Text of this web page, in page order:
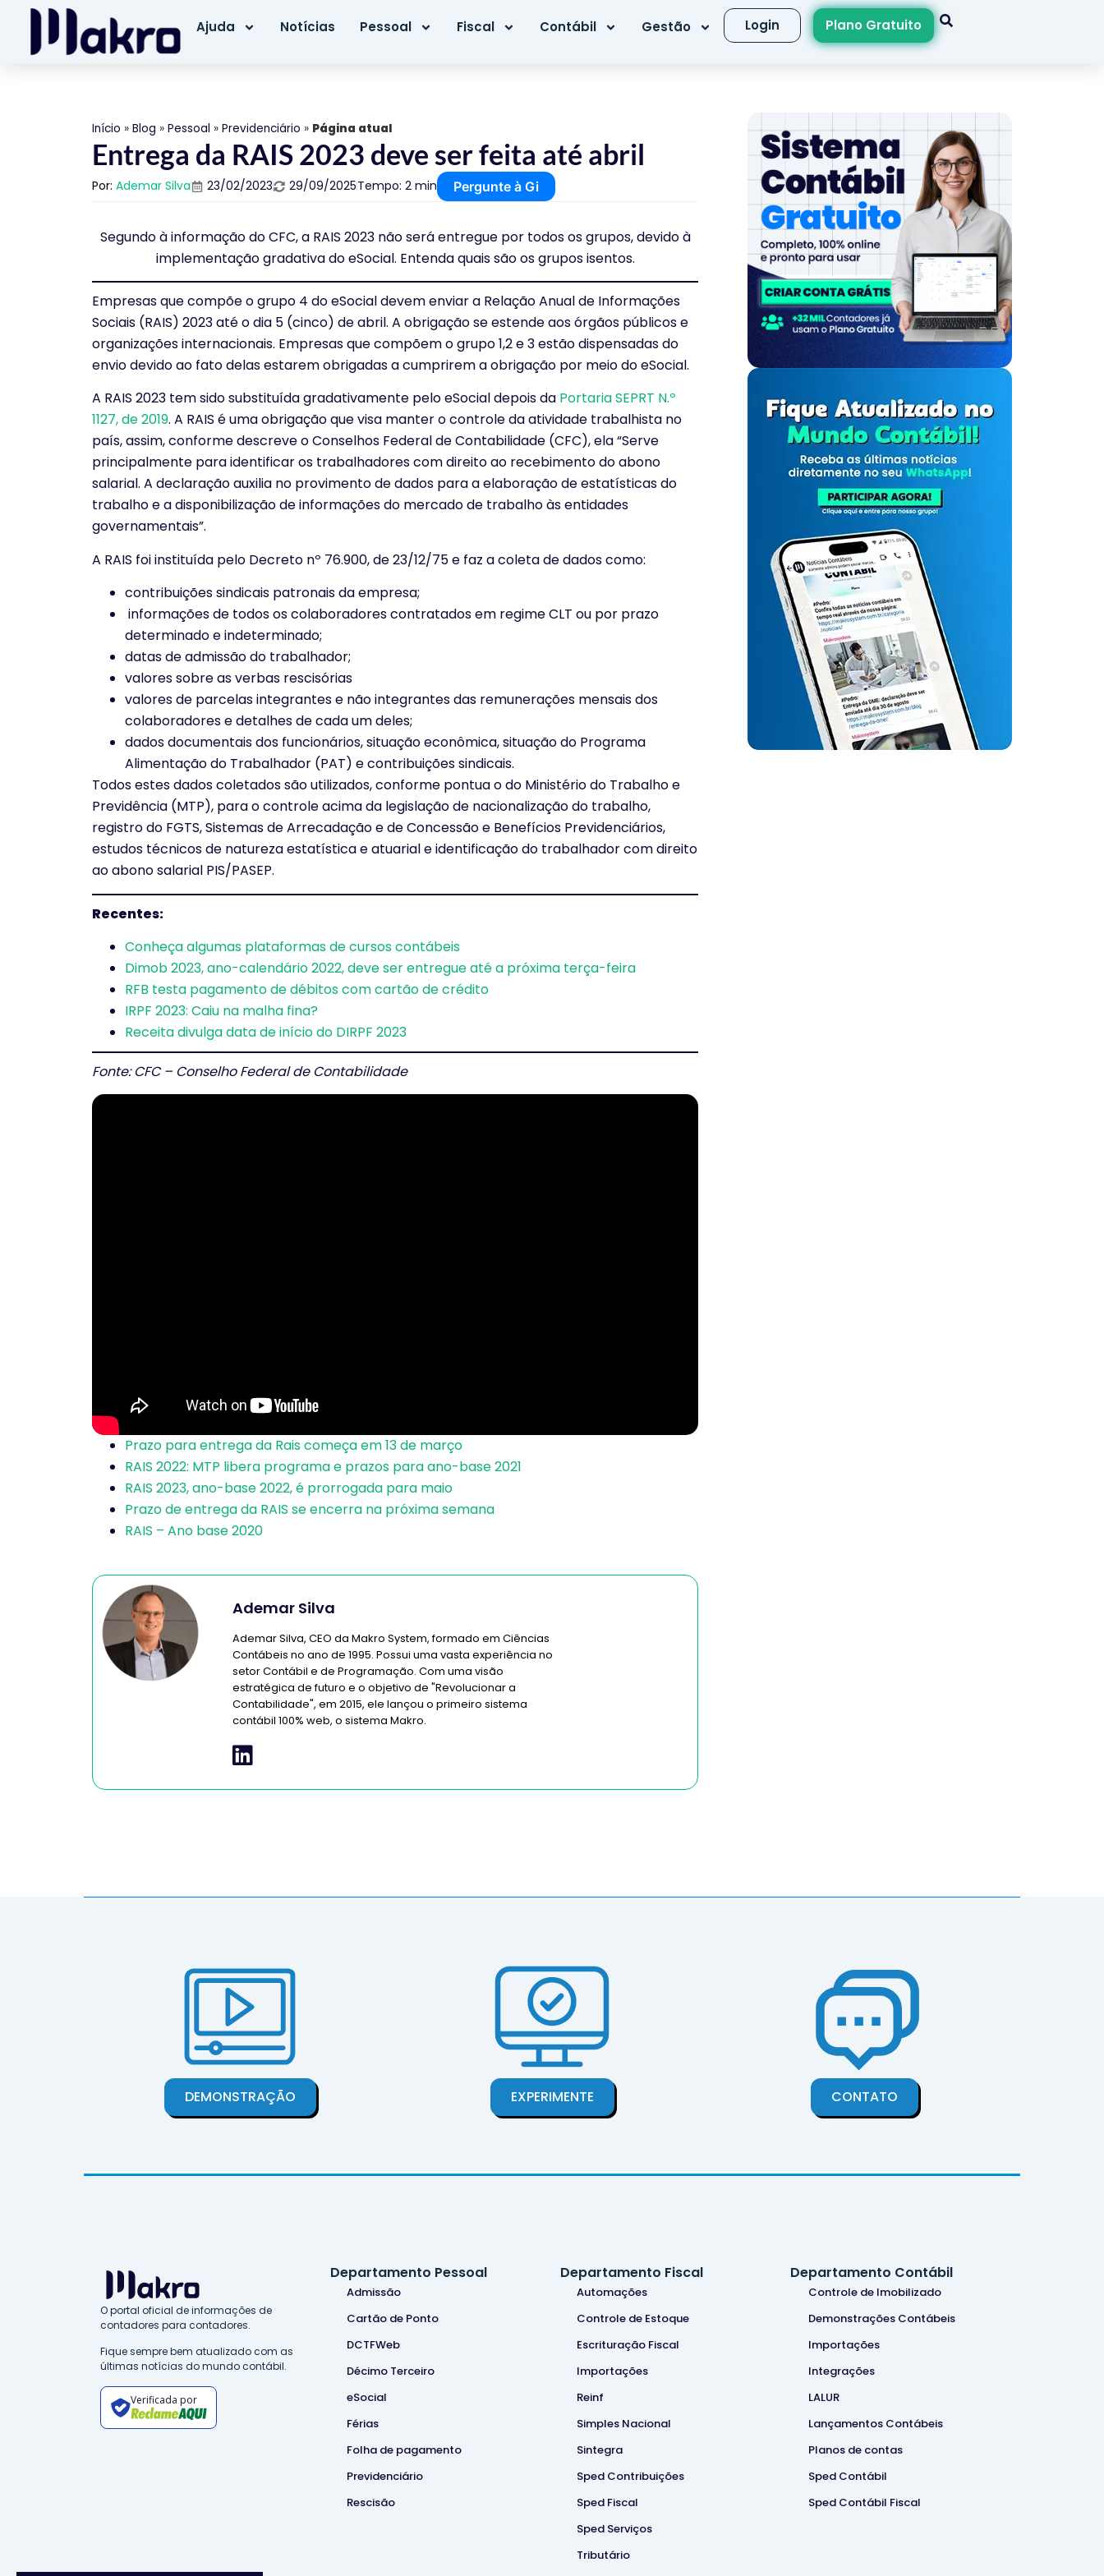
Ajuda Notícias Pessoal Fiscal Contábil Gestão Login Plano Gratuito
Início » Blog » Pessoal » Previdenciário » Página atual
Entrega da RAIS 2023 deve ser feita até abril
Por: Ademar Silva 23/02/2023 29/09/2025Tempo: 2 min Pergunte à Gi
Segundo à informação do CFC, a RAIS 2023 não será entregue por todos os grupos, devido à
implementação gradativa do eSocial. Entenda quais são os grupos isentos.
Empresas que compõe o grupo 4 do eSocial devem enviar a Relação Anual de Informações
Sociais (RAIS) 2023 até o dia 5 (cinco) de abril. A obrigação se estende aos órgãos públicos e
organizações internacionais. Empresas que compõem o grupo 1,2 e 3 estão dispensadas do
envio devido ao fato delas estarem obrigadas a cumprirem a obrigação por meio do eSocial.
A RAIS 2023 tem sido substituída gradativamente pelo eSocial depois da Portaria SEPRT N.º
1127, de 2019. A RAIS é uma obrigação que visa manter o controle da atividade trabalhista no
país, assim, conforme descreve o Conselhos Federal de Contabilidade (CFC), ela “Serve
principalmente para identificar os trabalhadores com direito ao recebimento do abono
salarial. A declaração auxilia no provimento de dados para a elaboração de estatísticas do
trabalho e a disponibilização de informações do mercado de trabalho às entidades
governamentais”.
A RAIS foi instituída pelo Decreto nº 76.900, de 23/12/75 e faz a coleta de dados como:
contribuições sindicais patronais da empresa;
informações de todos os colaboradores contratados em regime CLT ou por prazo
determinado e indeterminado;
datas de admissão do trabalhador;
valores sobre as verbas rescisórias
valores de parcelas integrantes e não integrantes das remunerações mensais dos
colaboradores e detalhes de cada um deles;
dados documentais dos funcionários, situação econômica, situação do Programa
Alimentação do Trabalhador (PAT) e contribuições sindicais.
Todos estes dados coletados são utilizados, conforme pontua o do Ministério do Trabalho e
Previdência (MTP), para o controle acima da legislação de nacionalização do trabalho,
registro do FGTS, Sistemas de Arrecadação e de Concessão e Benefícios Previdenciários,
estudos técnicos de natureza estatística e atuarial e identificação do trabalhador com direito
ao abono salarial PIS/PASEP.
Recentes:
Conheça algumas plataformas de cursos contábeis
Dimob 2023, ano-calendário 2022, deve ser entregue até a próxima terça-feira
RFB testa pagamento de débitos com cartão de crédito
IRPF 2023: Caiu na malha fina?
Receita divulga data de início do DIRPF 2023
Fonte: CFC – Conselho Federal de Contabilidade
Prazo para entrega da Rais começa em 13 de março
RAIS 2022: MTP libera programa e prazos para ano-base 2021
RAIS 2023, ano-base 2022, é prorrogada para maio
Prazo de entrega da RAIS se encerra na próxima semana
RAIS – Ano base 2020
Ademar Silva
Ademar Silva, CEO da Makro System, formado em Ciências
Contábeis no ano de 1995. Possui uma vasta experiência no
setor Contábil e de Programação. Com uma visão
estratégica de futuro e o objetivo de "Revolucionar a
Contabilidade", em 2015, ele lançou o primeiro sistema
contábil 100% web, o sistema Makro.
DEMONSTRAÇÃO EXPERIMENTE CONTATO
O portal oficial de informações de
contadores para contadores.
Fique sempre bem atualizado com as
últimas notícias do mundo contábil.
Verificada por
Departamento Pessoal
Admissão
Cartão de Ponto
DCTFWeb
Décimo Terceiro
eSocial
Férias
Folha de pagamento
Previdenciário
Rescisão
Departamento Fiscal
Automações
Controle de Estoque
Escrituração Fiscal
Importações
Reinf
Simples Nacional
Sintegra
Sped Contribuições
Sped Fiscal
Sped Serviços
Tributário
Departamento Contábil
Controle de Imobilizado
Demonstrações Contábeis
Importações
Integrações
LALUR
Lançamentos Contábeis
Planos de contas
Sped Contábil
Sped Contábil Fiscal